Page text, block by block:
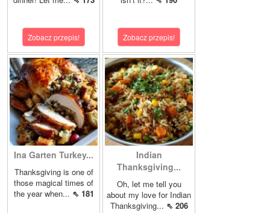
Zobacz przepis! Zobacz przepis!
Ina Garten Turkey...
Thanksgiving is one of
those magical times of
the year when... ⇖ 181
Indian
Thanksgiving...
Oh, let me tell you
about my love for Indian
Thanksgiving... ⇖ 206